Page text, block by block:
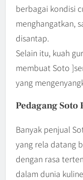
berbagai kondisi
menghangatkan,
disantap.
Selain itu, kuah
membuat Soto
yang
Pedagang Soto
Banyak penjual
yang rela datang
dengan rasa
dalam dunia